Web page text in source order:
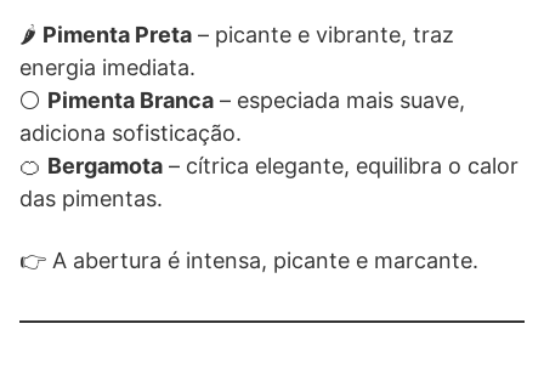
🌶️ Pimenta Preta – picante e vibrante, traz
energia imediata.
⚪ Pimenta Branca – especiada mais suave,
adiciona sofisticação.
🍊 Bergamota – cítrica elegante, equilibra o calor
das pimentas.
👉 A abertura é intensa, picante e marcante.